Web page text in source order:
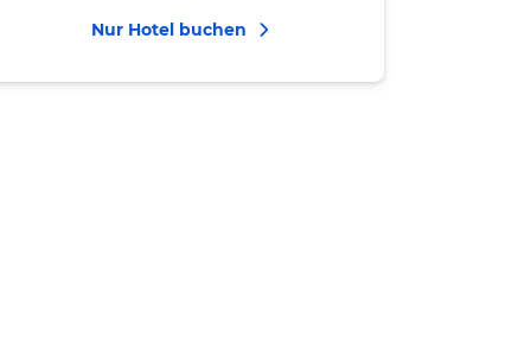
Nur Hotel buchen